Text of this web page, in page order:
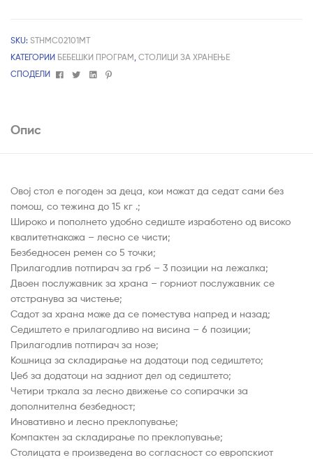
SKU: STHMC02101MT
КАТЕГОРИИ БЕБЕШКИ ПРОГРАМ, СТОЛИЦИ ЗА ХРАНЕЊЕ
СПОДЕЛИ
FacebookTwitterLinkedin
Pinterest
Опис
Овој стол е погоден за деца, кои можат да седат сами без
помош, со тежина до 15 кг .;
Широко и пополнето удобно седиште изработено од високо
квалитетнакожа – лесно се чисти;
Безбедносен ремен со 5 точки;
Прилагодлив потпирач за грб – 3 позиции на лежалка;
Двоен послужавник за храна – горниот послужавник се
отстранува за чистење;
Садот за храна може да се поместува напред и назад;
Седиштето е прилагодливо на висина – 6 позиции;
Прилагодлив потпирач за нозе;
Кошница за складирање на додатоци под седиштето;
Џеб за додатоци на задниот дел од седиштето;
Четири тркала за лесно движење со сопирачки за
дополнителна безбедност;
Иновативно и лесно преклопување;
Компактен за складирање по преклопување;
Столицата е произведена во согласност со европскиот